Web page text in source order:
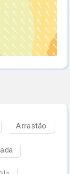
Arrastão